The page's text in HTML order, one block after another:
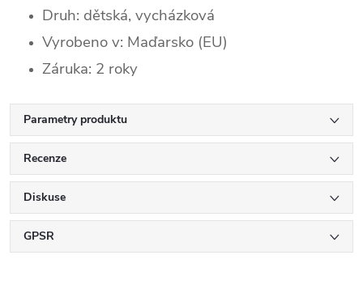
Druh: dětská, vycházková
Vyrobeno v: Maďarsko (EU)
Záruka: 2 roky
Parametry produktu
Recenze
Diskuse
GPSR